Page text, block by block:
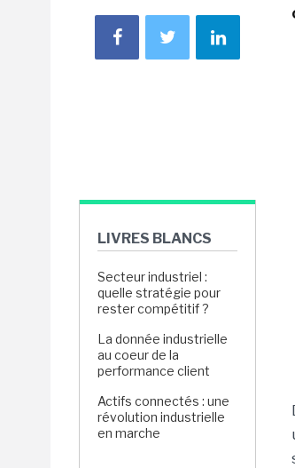
LIVRES BLANCS
Secteur industriel :
quelle stratégie pour
rester compétitif ?
La donnée industrielle
au coeur de la
performance client
Actifs connectés : une
révolution industrielle
en marche